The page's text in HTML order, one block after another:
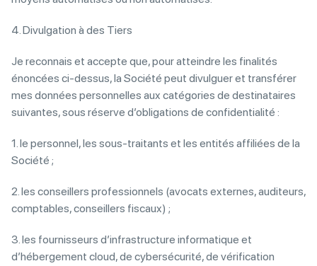
4. Divulgation à des Tiers
Je reconnais et accepte que, pour atteindre les finalités
énoncées ci-dessus, la Société peut divulguer et transférer
mes données personnelles aux catégories de destinataires
suivantes, sous réserve d’obligations de confidentialité :
1. le personnel, les sous-traitants et les entités affiliées de la
Société ;
2. les conseillers professionnels (avocats externes, auditeurs,
comptables, conseillers fiscaux) ;
3. les fournisseurs d’infrastructure informatique et
d’hébergement cloud, de cybersécurité, de vérification